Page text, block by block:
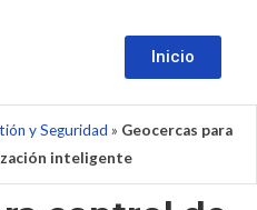
Inicio
y Seguridad » Geocercas para
inteligente